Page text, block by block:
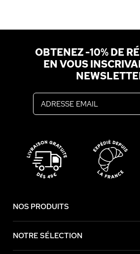
OBTENEZ -10% DE
EN VOUS
NOS PRODUITS
NOTRE SÉLECTION